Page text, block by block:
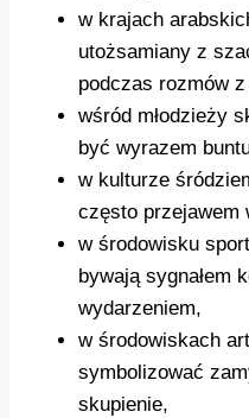
w krajach
utożsamiany z
podczas rozmów
wśród młodzieży
być wyrazem
w kulturze
często przejawem
w środowisku
bywają sygnałem
wydarzeniem,
w środowiskach
symbolizować
skupienie,